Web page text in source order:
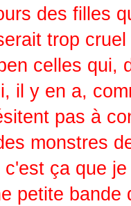
des filles
trop
celles qui,
il y en a,
pas à
monstres
c'est ça que
petite